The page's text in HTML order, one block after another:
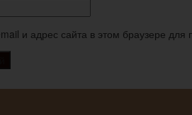
и адрес сайта в этом браузере